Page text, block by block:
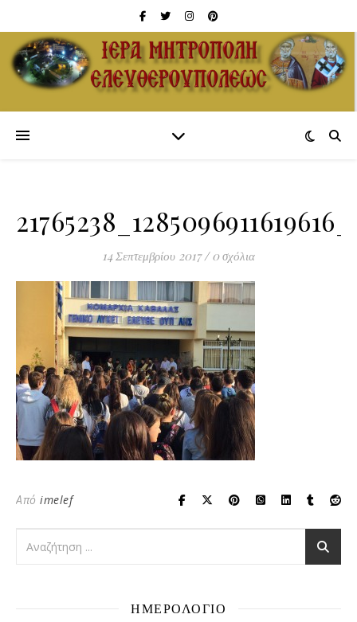
14 Σεπτεμβρίου 2017 / 0 σχόλια
Από imelef
ΗΜΕΡΟΛΟΓΙΟ